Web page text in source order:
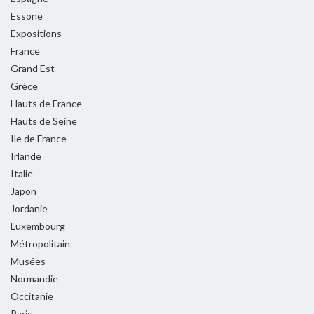
Essone
Expositions
France
Grand Est
Grèce
Hauts de France
Hauts de Seine
Ile de France
Irlande
Italie
Japon
Jordanie
Luxembourg
Métropolitain
Musées
Normandie
Occitanie